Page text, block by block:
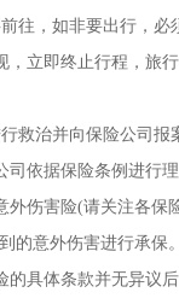
往，如非要出行，
立即终止行程，旅
治并向保险公司报
依据保险条例进行
伤害险(请关注各保
意外伤害进行承
具体条款并无异议